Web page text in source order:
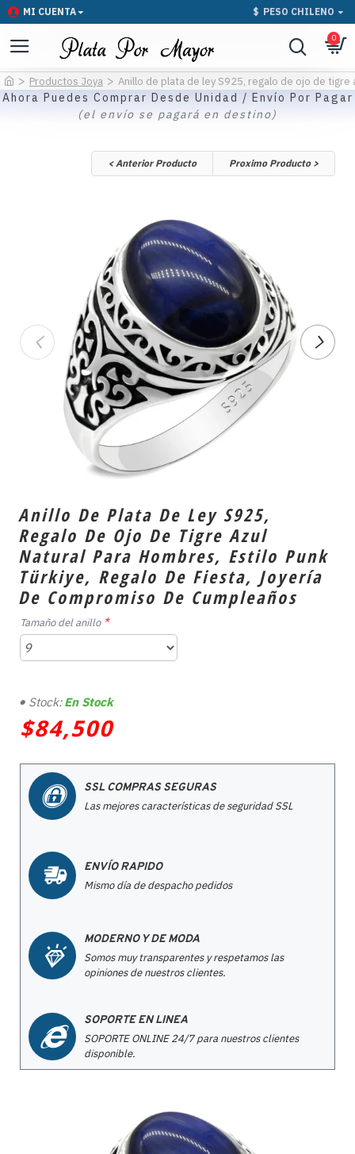
MI CUENTA $ PESO CHILENO
0
Productos Joya Anillo de plata de ley S925, regalo de ojo de
Ahora Puedes Comprar Desde Unidad / Envío Por Pagar
(el envío se pagará en destino)
< Anterior Producto Proximo Producto >
Anillo De Plata De Ley S925,
Regalo De Ojo De Tigre Azul
Natural Para Hombres, Estilo Punk
Türkiye, Regalo De Fiesta, Joyería
De Compromiso De Cumpleaños
$84,500
Stock: En Stock
Tamaño del anillo
SSL COMPRAS SEGURAS
Las mejores características de seguridad SSL
ENVÍO RAPIDO
Mismo día de despacho pedidos
MODERNO Y DE MODA
Somos muy transparentes y respetamos las
opiniones de nuestros clientes.
SOPORTE EN LINEA
SOPORTE ONLINE 24/7 para nuestros clientes
disponible.